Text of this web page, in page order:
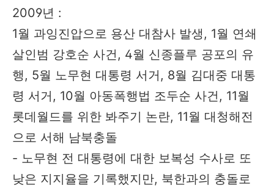
2009년 :
1월 과잉진압으로 용산 대참사 발생, 1월 연쇄
살인범 강호순 사건, 4월 신종플루 공포의 유
행, 5월 노무현 대통령 서거, 8월 김대중 대통
령 서거, 10월 아동폭행법 조두순 사건, 11월
롯데월드를 위한 봐주기 논란, 11월 대청해전
으로 서해 남북충돌
- 노무현 전 대통령에 대한 보복성 수사로 또
낮은 지지율을 기록했지만, 북한과의 충돌로